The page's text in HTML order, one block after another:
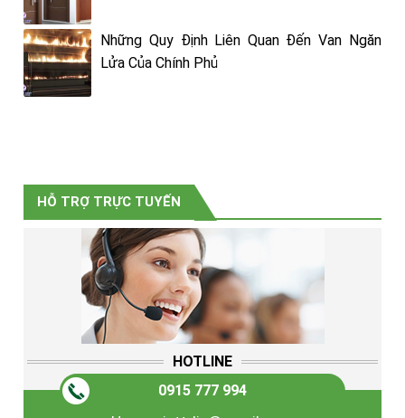
Những Quy Định Liên Quan Đến Van Ngăn
Lửa Của Chính Phủ
HỖ TRỢ TRỰC TUYẾN
HOTLINE
0915 777 994